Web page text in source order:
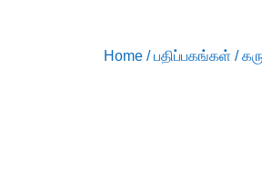
Home /பதிப்பகங்கள் /